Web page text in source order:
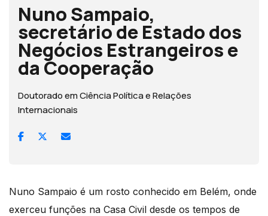
Nuno Sampaio,
secretário de Estado dos
Negócios Estrangeiros e
da Cooperação
Doutorado em Ciência Política e Relações
Internacionais
Nuno Sampaio é um rosto conhecido em Belém, onde
exerceu funções na Casa Civil desde os tempos de